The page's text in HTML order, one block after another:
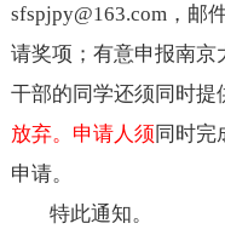
sfspjpy@163.com，邮
请奖项 ； 有意申报南京
干部的同学还须同时提
放弃。 申请人须 同时
申请。
特此通知。